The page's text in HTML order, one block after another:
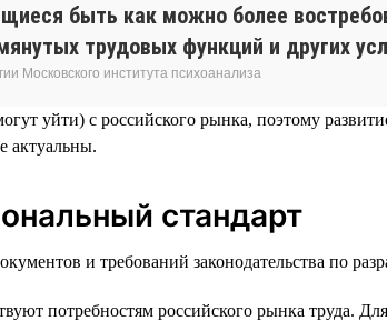
быть как можно более
трудовых функций и других
Московского института психоанализа
уйти) с российского рынка, поэтому
актуальны.
стандарт
и требований законодательства по
потребностям российского рынка труда.